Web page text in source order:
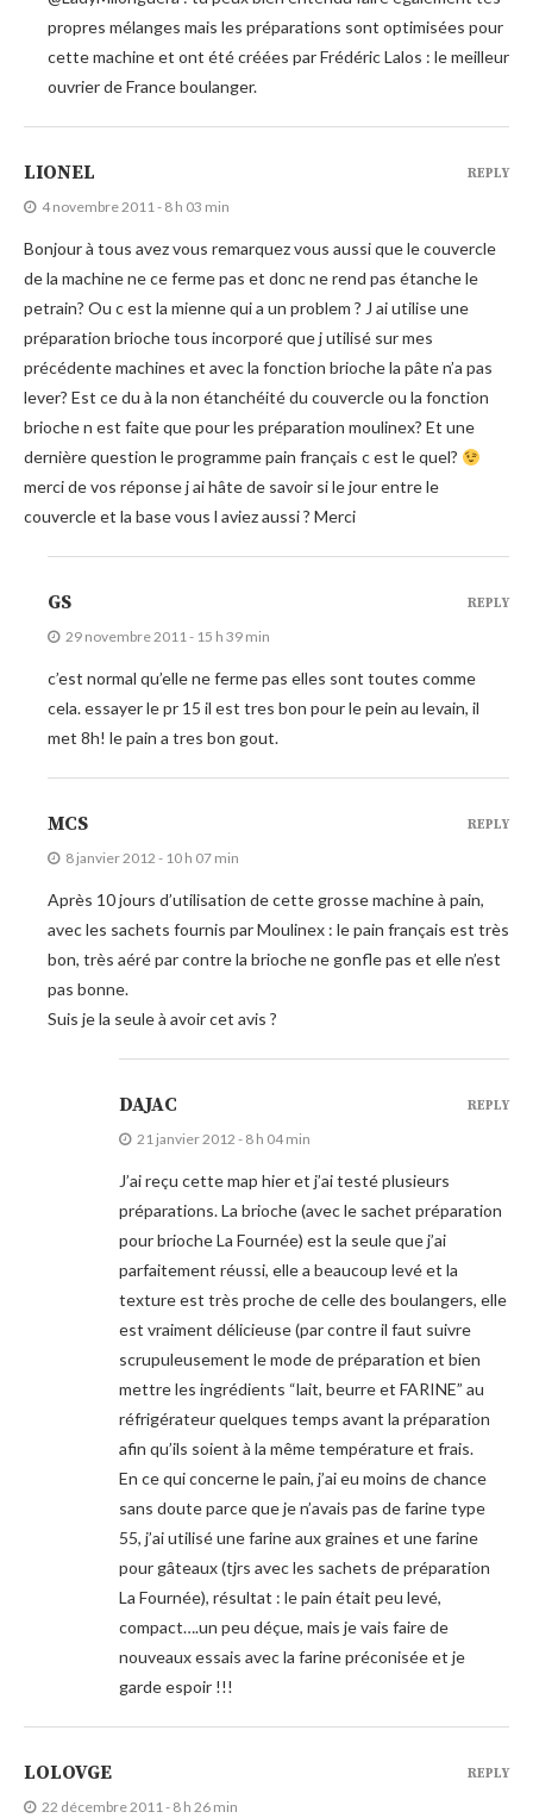
propres mélanges mais les préparations sont optimisées pour
cette machine et ont été créées par Frédéric Lalos : le meilleur
ouvrier de France boulanger.
LIONEL
4 novembre 2011 - 8 h 03 min
Bonjour à tous avez vous remarquez vous aussi que le couvercle
de la machine ne ce ferme pas et donc ne rend pas étanche le
petrain? Ou c est la mienne qui a un problem ? J ai utilise une
préparation brioche tous incorporé que j utilisé sur mes
précédente machines et avec la fonction brioche la pâte n’a pas
lever? Est ce du à la non étanchéité du couvercle ou la fonction
brioche n est faite que pour les préparation moulinex? Et une
dernière question le programme pain français c est le quel?
merci de vos réponse j ai hâte de savoir si le jour entre le
couvercle et la base vous l aviez aussi ? Merci
REPLY
GS
29 novembre 2011 - 15 h 39 min
c’est normal qu’elle ne ferme pas elles sont toutes comme
cela. essayer le pr 15 il est tres bon pour le pein au levain, il
met 8h! le pain a tres bon gout.
REPLY
MCS
8 janvier 2012 - 10 h 07 min
Après 10 jours d’utilisation de cette grosse machine à pain,
avec les sachets fournis par Moulinex : le pain français est très
bon, très aéré par contre la brioche ne gonfle pas et elle n’est
pas bonne.
Suis je la seule à avoir cet avis ?
REPLY
DAJAC
21 janvier 2012 - 8 h 04 min
J’ai reçu cette map hier et j’ai testé plusieurs
préparations. La brioche (avec le sachet préparation
pour brioche La Fournée) est la seule que j’ai
parfaitement réussi, elle a beaucoup levé et la
texture est très proche de celle des boulangers, elle
est vraiment délicieuse (par contre il faut suivre
scrupuleusement le mode de préparation et bien
mettre les ingrédients “lait, beurre et FARINE” au
réfrigérateur quelques temps avant la préparation
afin qu’ils soient à la même température et frais.
En ce qui concerne le pain, j’ai eu moins de chance
sans doute parce que je n’avais pas de farine type
55, j’ai utilisé une farine aux graines et une farine
pour gâteaux (tjrs avec les sachets de préparation
La Fournée), résultat : le pain était peu levé,
compact….un peu déçue, mais je vais faire de
nouveaux essais avec la farine préconisée et je
garde espoir !!!
REPLY
LOLOVGE
22 décembre 2011 - 8 h 26 min
REPLY